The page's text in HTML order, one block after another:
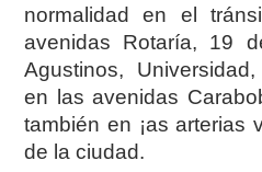
normalidad en el
avenidas Rotaría, 19
Agustinos,
en las avenidas
también en ¡as arterias
de la ciudad.